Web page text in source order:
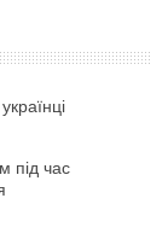
під час